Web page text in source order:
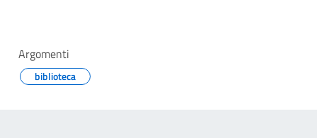
Argomenti
biblioteca